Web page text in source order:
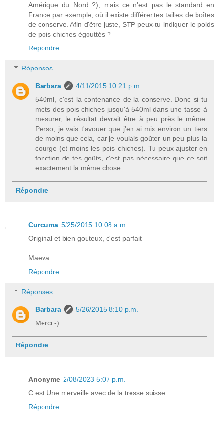
Amérique du Nord ?), mais ce n'est pas le standard en
France par exemple, où il existe différentes tailles de boîtes
de conserve. Afin d'être juste, STP peux-tu indiquer le poids
de pois chiches égouttés ?
Répondre
Réponses
Barbara
4/11/2015 10:21 p.m.
540ml, c'est la contenance de la conserve. Donc si tu
mets des pois chiches jusqu'à 540ml dans une tasse à
mesurer, le résultat devrait être à peu près le même.
Perso, je vais t'avouer que j'en ai mis environ un tiers
de moins que cela, car je voulais goûter un peu plus la
courge (et moins les pois chiches). Tu peux ajuster en
fonction de tes goûts, c'est pas nécessaire que ce soit
exactement la même chose.
Répondre
Curcuma 5/25/2015 10:08 a.m.
Original et bien gouteux, c'est parfait
Maeva
Répondre
Réponses
Barbara
5/26/2015 8:10 p.m.
Merci:-)
Répondre
Anonyme 2/08/2023 5:07 p.m.
C est Une merveille avec de la tresse suisse
Répondre